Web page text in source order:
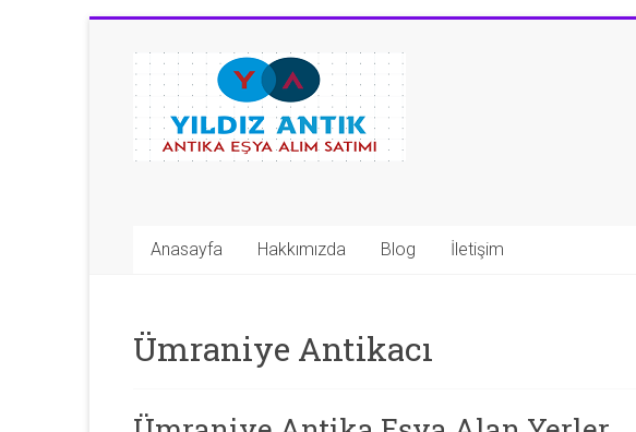
contentAntika
Eşya
Alan
543
Anasayfa Hakkımızda Blog İletişim
Ümraniye Antikacı